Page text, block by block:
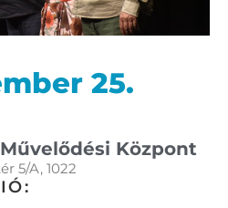
25.
Központ
5/A, 1022